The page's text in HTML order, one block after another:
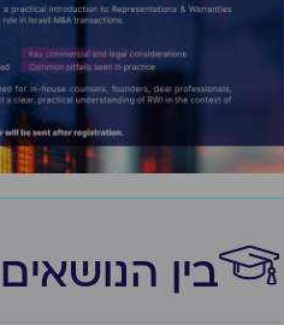
בין